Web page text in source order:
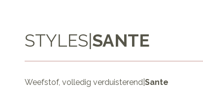
STYLES SANTE
Weefstof, volledig verduisterend Sante